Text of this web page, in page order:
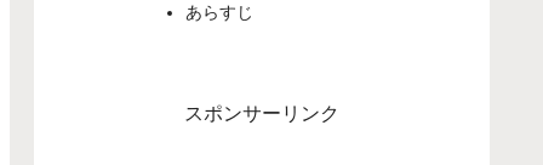
あらすじ
スポンサーリンク